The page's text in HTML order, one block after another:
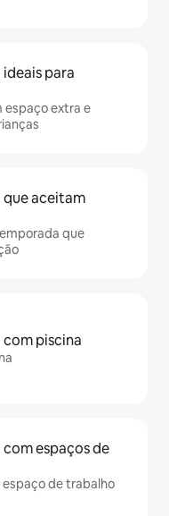
para
espaço extra e
aceitam
que
piscina
espaços de
de trabalho